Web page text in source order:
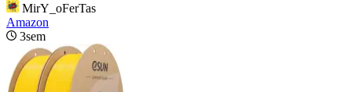
MirY_oFerTas
Amazon
3sem